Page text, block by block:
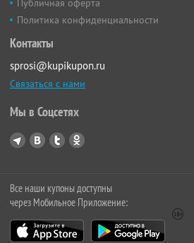
Публичная оферта
Политика конфиденциальности
Контакты
sprosi@kupikupon.ru
Связаться с нами
Мы в Соцсетях
Все наши купоны доступны
через Мобильное Приложение: